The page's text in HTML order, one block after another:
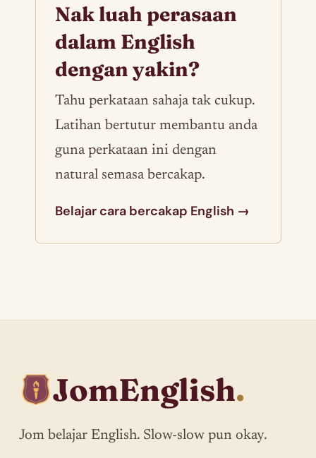
Nak luah perasaan
dalam English
dengan yakin?
Tahu perkataan sahaja tak cukup.
Latihan bertutur membantu anda
guna perkataan ini dengan
natural semasa bercakap.
Belajar cara bercakap English →
JomEnglish.
Jom belajar English. Slow-slow pun okay.